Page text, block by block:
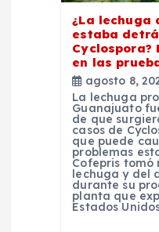
¿La lechuga
estaba
Cyclospora?
en las
agosto 8,
La lechuga
Guanajuato
de que
casos de
que puede
problemas
Cofepris tomó
lechuga y del
durante su
planta que
Estados